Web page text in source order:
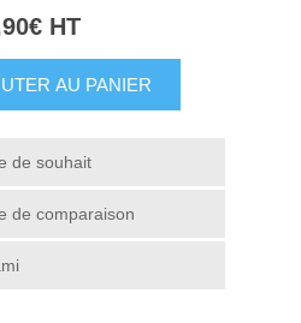
HT
AU PANIER
de souhait
de comparaison